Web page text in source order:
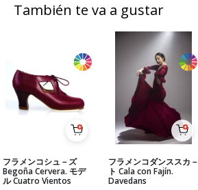
También te va a gustar
フラメンコシュ－ズ
Begoña Cervera. モデ
ル Cuatro Vientos
フラメンコダンススカ－
ト Cala con Fajín.
Davedans